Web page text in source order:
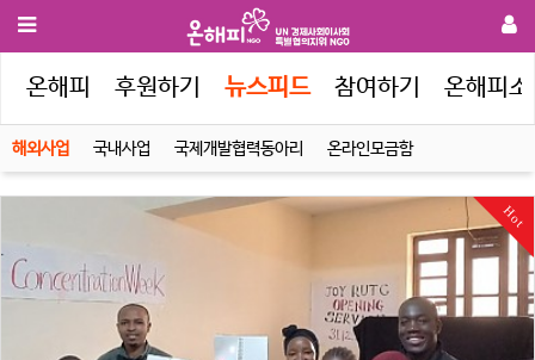
온해피 후원하기 뉴스피드 참여하기 온해피
해외사업 국내사업 국제개발협력동아리 온라인모금함
Hot